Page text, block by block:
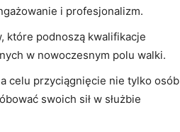
i profesjonalizm.
które podnoszą kwalifikacje
w nowoczesnym polu walki.
celu przyciągnięcie nie tylko osób
swoich sił w służbie